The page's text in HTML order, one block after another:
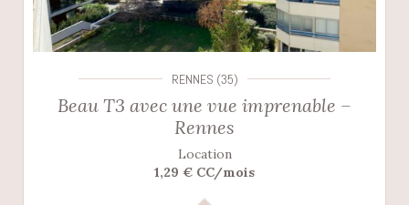
RENNES (35)
Beau T3 avec une vue imprenable –
Rennes
Location
1,29 € CC/mois